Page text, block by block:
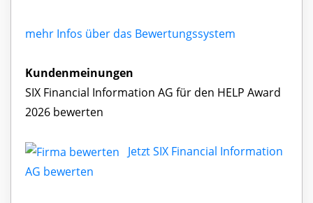
mehr Infos über das Bewertungssystem
Kundenmeinungen
SIX Financial Information AG für den HELP Award
2026 bewerten
Jetzt SIX Financial Information
AG bewerten